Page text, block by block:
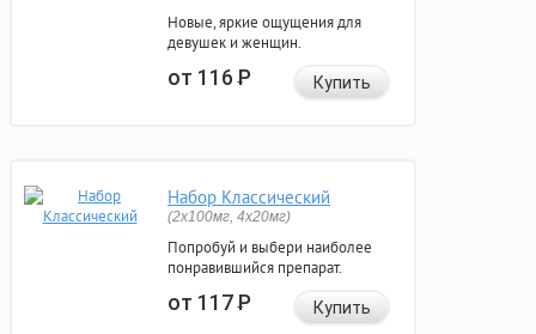
Новые, яркие ощущения для
девушек и женщин.
от 116Р Купить
Набор Классический
(2x100мг, 4x20мг)
Попробуй и выбери наиболее
понравившийся препарат.
от 117Р Купить